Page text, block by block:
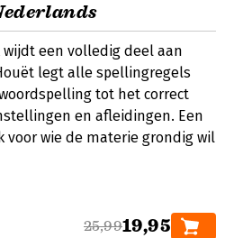
een volledig deel aan
legt alle spellingregels
tot het correct
en afleidingen. Een
voor wie de materie grondig wil
25,9919,95